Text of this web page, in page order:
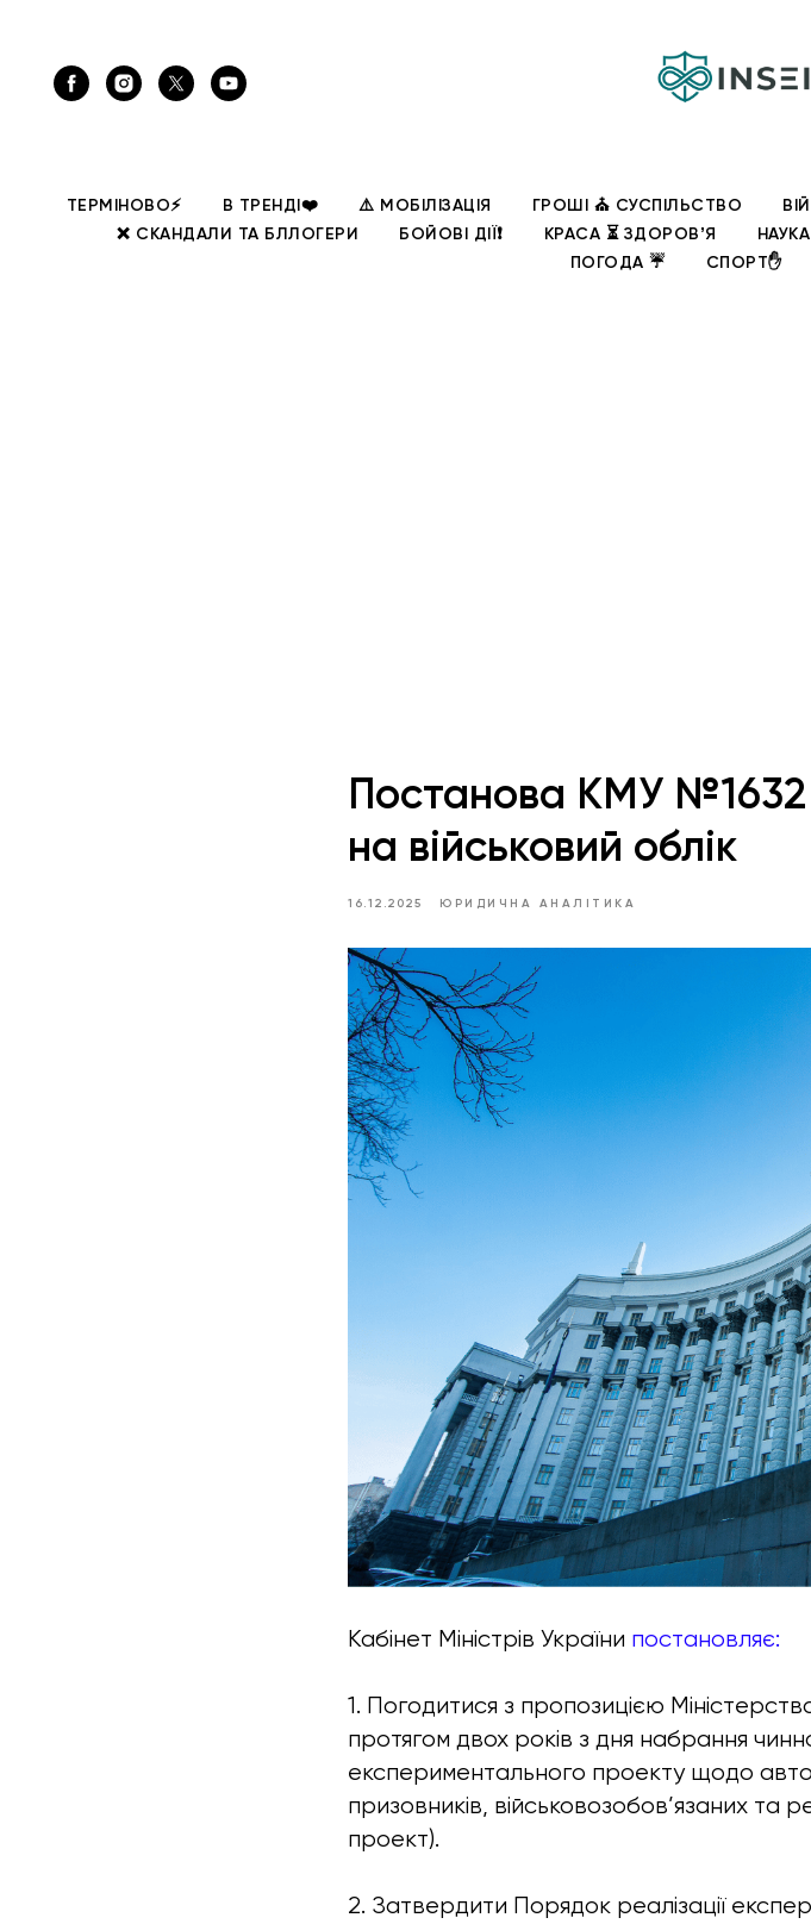
ТЕРМІНОВО⚡ В ТРЕНДІ❤️ ⚠️ МОБІЛІЗАЦІЯ ГРОШІ ⛪ СУСПІЛЬСТВО
❌ СКАНДАЛИ ТА БЛЛОГЕРИ
БОЙОВІ ДІЇ❗ КРАСА ⏳ ЗДОРОВʼЯ
ПОГОДА ☔
СПОРТ✋
Постанова КМУ №1632
на військовий облік
16.12.2025 ЮРИДИЧНА АНАЛІТИКА
Кабінет Міністрів України постановляє:
1. Погодитися з пропозицією
протягом двох років з дня набрання
експериментального проекту щодо
призовників, військовозобов’язаних та
проект).
2. Затвердити Порядок реалізації